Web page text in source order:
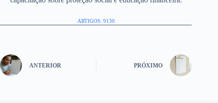
ARTIGOS: 9130
ANTERIOR PRÓXIMO